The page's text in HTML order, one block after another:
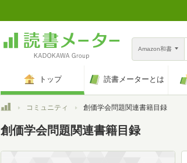
Amazon和書
トップ 読書メーターとは
トップコミュニティ 創価学会問題関連書籍目録
創価学会問題関連書籍目録